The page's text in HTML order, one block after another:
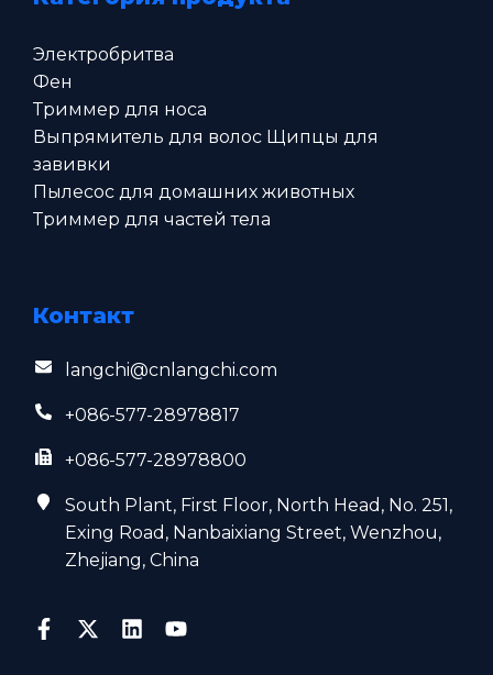
Электробритва
Фен
Триммер для носа
Выпрямитель для волос Щипцы для
завивки
Пылесос для домашних животных
Триммер для частей тела
Контакт
langchi@cnlangchi.com
+086-577-28978817
+086-577-28978800
South Plant, First Floor, North Head, No. 251,
Exing Road, Nanbaixiang Street, Wenzhou,
Zhejiang, China